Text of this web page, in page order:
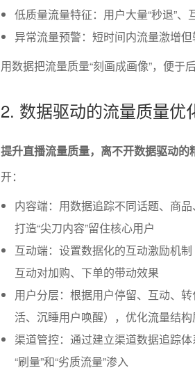
低质量流量特征：用户大量“秒退”
异常流量预警：短时间内流量激增
用数据把流量质量“刻画成画像”，便于
2. 数据驱动的流量质量优
提升直播流量质量，离不开数据驱动的
开：
内容端：用数据追踪不同话题、商
打造“尖刀内容”留住核心用户
互动端：设置数据化的互动激励机
互动对加购、下单的带动效果
用户分层：根据用户停留、互动、
活、沉睡用户唤醒），优化流量结构
渠道管控：通过建立渠道数据追踪
“刷量”和“劣质流量”渗入